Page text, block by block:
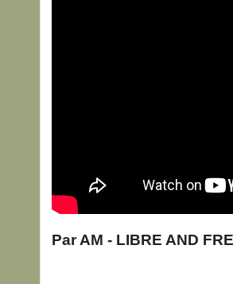
Par AM - LIBRE AND